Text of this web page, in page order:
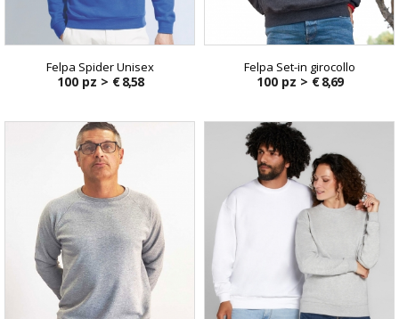
Felpa Spider Unisex
100 pz > € 8,58
Felpa Set-in girocollo
100 pz > € 8,69